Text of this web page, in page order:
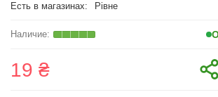
Есть в магазинах:
Рівне
19 ₴